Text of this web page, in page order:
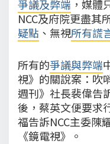
爭議及弊端 ，媒體
NCC及府院更盡其
疑點 、無視所有謊
所有的爭議與弊端
視》的關說案：吹
週刊》社長裴偉告
後，蔡英文便要求
福告訴NCC主委陳
《鏡電視》。